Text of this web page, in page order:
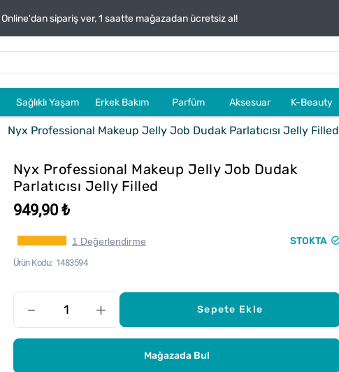
Online'dan sipariş ver, 1 saatte mağazadan ücretsiz al!
Sağlıklı Yaşam Erkek Bakım Parfüm Aksesuar K-Beauty
Nyx Professional Makeup Jelly Job Dudak Parlatıcısı Jelly Filled
Nyx Professional Makeup Jelly Job Dudak
Parlatıcısı Jelly Filled
949,90 ₺
1 Değerlendirme STOKTA
Ürün Kodu 1483594
– + Sepete Ekle
Mağazada Bul